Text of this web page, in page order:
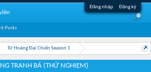
Đăng nhập Đăng ký
Tứ Hoàng Đại Chiến Season 1
TRANH BÁ (THỬ NGHIỆM)
Posts